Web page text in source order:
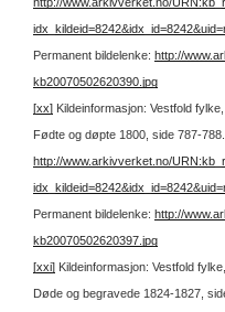
Permanent bildelenke: http://
kb20070502620390.jpg
[xx] Kildeinformasjon: Vestfold
Fødte og døpte 1800, side 787-788.
http://www.arkivverket.no/
Permanent bildelenke: http://
kb20070502620397.jpg
[xxi] Kildeinformasjon: Vestfold
Døde og begravede 1824-1827,